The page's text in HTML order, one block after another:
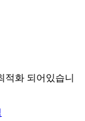
적화 되어있습니